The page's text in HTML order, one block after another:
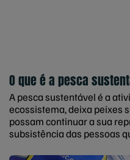
O que é a pesca
A pesca sustentável é a
ecossistema, deixa peixes
possam continuar a sua
subsistência das pessoas